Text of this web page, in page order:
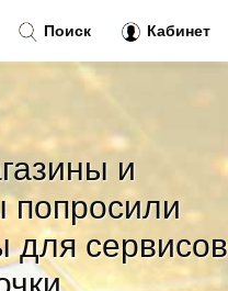
и
попросили
для сервисов
Поиск Кабинет